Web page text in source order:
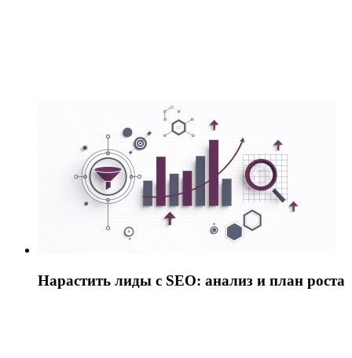
Нарастить лиды с SEO: анализ и план роста